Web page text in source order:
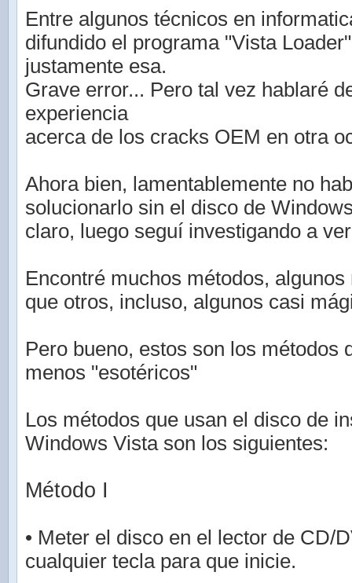
Entre algunos técnicos en
difundido el programa "Vista
justamente esa.
Grave error... Pero tal vez hablaré
experiencia
acerca de los cracks OEM en otra
Ahora bien, lamentablemente no
solucionarlo sin el disco de
claro, luego seguí investigando a
Encontré muchos métodos,
que otros, incluso, algunos casi
Pero bueno, estos son los métodos
menos "esotéricos"
Los métodos que usan el disco de
Windows Vista son los siguientes:
Método I
• Meter el disco en el lector de CD/
cualquier tecla para que inicie.